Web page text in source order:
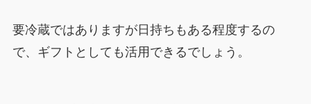
要冷蔵ではありますが日持ちもある程度するの
で、ギフトとしても活用できるでしょう。